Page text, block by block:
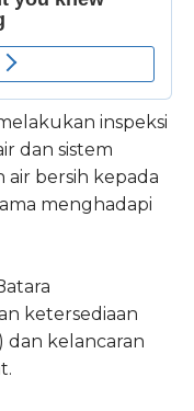
inspeksi
dan sistem
air bersih kepada
menghadapi
ketersediaan
dan kelancaran